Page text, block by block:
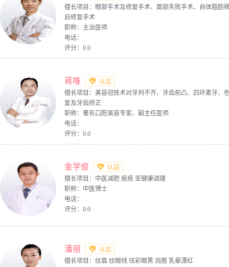
擅长项目：眼部手术及修复手术、面部失败手术、自体脂肪
后修复手术
职称：主治医师
电话：
评分：0.0
蒋唯
擅长项目：美容冠技术对牙列不齐、牙齿前凸、四环素牙、
复及牙齿矫正
职称：著名口腔美容专家、副主任医师
电话：
评分：0.0
金学俊
擅长项目：中医减肥 痤疮 亚健康调理
职称：中医博士
电话：
评分：0.0
潘丽
擅长项目：纹眉 纹眼线 炫彩眼黑 润唇 乳晕漂红